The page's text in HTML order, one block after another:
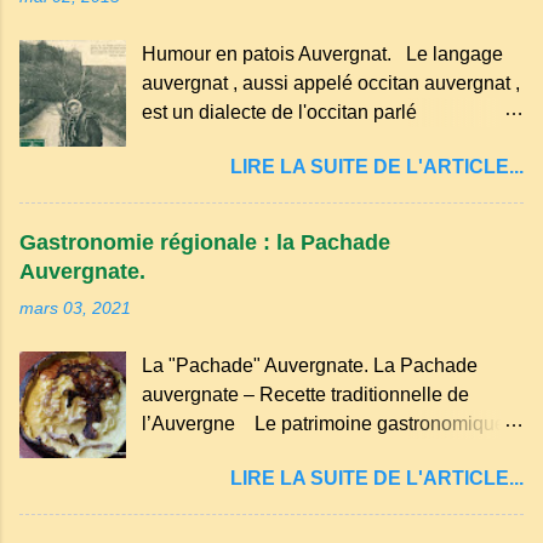
aperçoit, il remet le pain sur le bon coté,
mais il doit payer autant de bouteilles de vin
qu’il y a de couteaux ou de fourchettes
d’Ambert). Les quatre chemins. Quand
deux chemins se rencontrent et se coupent,
leur intersection forme un carrefour qui a
Humour en patois Auvergnat. Le langage
auvergnat , aussi appelé occitan auvergnat ,
est un dialecte de l'occitan parlé
certaines parties du Massif central . Il
appartient à la famille des langues romanes
et est classé parmi les dialectes du nord-
occitan . Bien que le nombre de locuteurs
traditionnelle et les contes. Il a aussi
influencé le français parlé en Auvergne.
Caractéristiques du langage auvergnat
évolué avec les influences régionales.
Prononciation : Il possède des sonorités
LIRE LA SUITE DE L'ARTICLE...
Gastronomie régionale : la Pachade
Auvergnate.
mars 03, 2021
La "Pachade" Auvergnate. La Pachade
auvergnate – Recette traditionnelle de
l’Auvergne Le patrimoine gastronomique
spécialités, voyons ici la recette de la "
Pachade " ou " Farinade " "Farinette" ou
LIRE LA SUITE DE L'ARTICLE...